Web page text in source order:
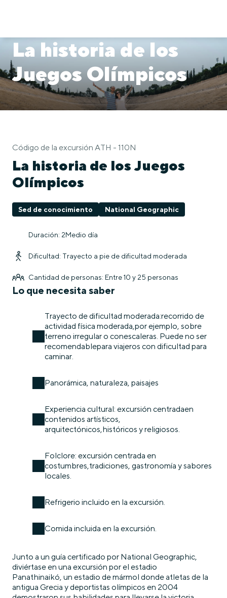
La historia de los
Juegos Olímpicos
Código de la excursión ATH - 110N
La historia de los Juegos
Olímpicos
Sed de conocimiento National Geographic
Duración: 2Medio día
Dificultad: Trayecto a pie de dificultad moderada
Cantidad de personas: Entre 10 y 25 personas
Lo que necesita saber
Trayecto de dificultad moderada:recorrido de
actividad física moderada,por ejemplo, sobre
terreno irregular o conescaleras. Puede no ser
recomendablepara viajeros con dificultad para
caminar.
Panorámica, naturaleza, paisajes
Experiencia cultural: excursión centradaen
contenidos artísticos,
arquitectónicos,históricos y religiosos.
Folclore: excursión centrada en
costumbres,tradiciones, gastronomía y sabores
locales.
Refrigerio incluido en la excursión.
Comida incluida en la excursión.
Junto a un guía certificado por National Geographic,
diviértase en una excursión por el estadio
Panathinaikó, un estadio de mármol donde atletas de la
antigua Grecia y deportistas olímpicos en 2004